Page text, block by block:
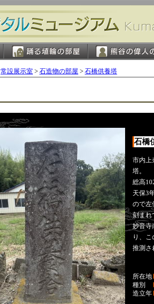
常設展示室 > 石造物の部屋 > 石橋供養塔
石橋
市内上
塔。
総高
天保3
ので
刻まれ
妙音寺
り、
推測さ
所在地
種別
造立年